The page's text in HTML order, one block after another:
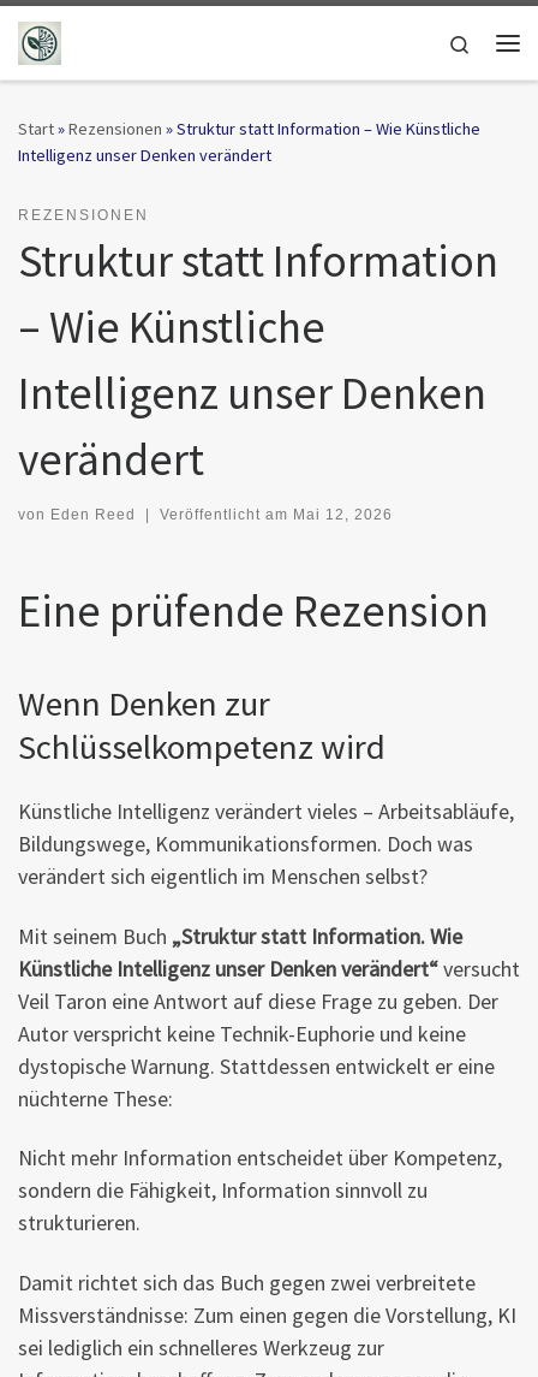
Zum Inhalt springen
Search
Start»Rezensionen »Struktur statt Information – Wie Künstliche
Intelligenz unser Denken verändert
REZENSIONEN
Struktur statt Information
– Wie Künstliche
Intelligenz unser Denken
verändert
von Eden Reed Veröffentlicht am Mai 12, 2026
Eine prüfende Rezension
Wenn Denken zur
Schlüsselkompetenz wird
Künstliche Intelligenz verändert vieles – Arbeitsabläufe,
Bildungswege, Kommunikationsformen. Doch was
verändert sich eigentlich im Menschen selbst?
Mit seinem Buch „Struktur statt Information. Wie
Künstliche Intelligenz unser Denken verändert“versucht
Veil Taron eine Antwort auf diese Frage zu geben. Der
Autor verspricht keine Technik-Euphorie und keine
dystopische Warnung. Stattdessen entwickelt er eine
nüchterne These:
Nicht mehr Information entscheidet über Kompetenz,
sondern die Fähigkeit, Information sinnvoll zu
strukturieren.
Damit richtet sich das Buch gegen zwei verbreitete
Missverständnisse: Zum einen gegen die Vorstellung, KI
sei lediglich ein schnelleres Werkzeug zur